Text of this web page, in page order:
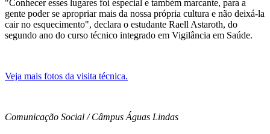
"Conhecer esses lugares foi especial e também marcante, para a
gente poder se apropriar mais da nossa própria cultura e não deixá-la
cair no esquecimento", declara o estudante Raell Astaroth, do
segundo ano do curso técnico integrado em Vigilância em Saúde.
Veja mais fotos da visita técnica.
Comunicação Social / Câmpus Águas Lindas